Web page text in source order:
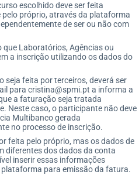
escolhido deve ser feita
pelo próprio, através da plataforma
de ser ou não com
que Laboratórios, Agências ou
a inscrição utilizando os dados do
seja feita por terceiros, deverá ser
para cristina@spmi.pt a informa a
a faturação seja tratada
Neste caso, o participante não deve
Multibanco gerada
no processo de inscrição.
feita pelo próprio, mas os dados de
diferentes dos dados da conta
inserir essas informações
para emissão da fatura.